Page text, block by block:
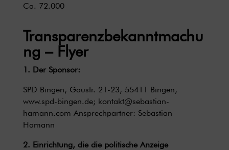
Ca. 72.000
Transparenzbekanntmachu
ng – Flyer
1. Der Sponsor:
SPD Bingen, Gaustr. 21-23, 55411 Bingen,
www.spd-bingen.de; kontakt@sebastian-
hamann.com Ansprechpartner: Sebastian
Hamann
2. Einrichtung, die die politische Anzeige